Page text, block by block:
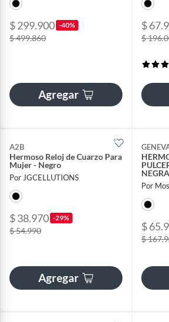
$ 299.900 -40%
$ 499.860
Agregar
$
$
A2B
Hermoso Reloj de Cuarzo Para
Mujer - Negro
Por JGCELLUTIONS
$ 38.970 -29%
$ 54.990
Agregar
NEGRA
Por
$
$